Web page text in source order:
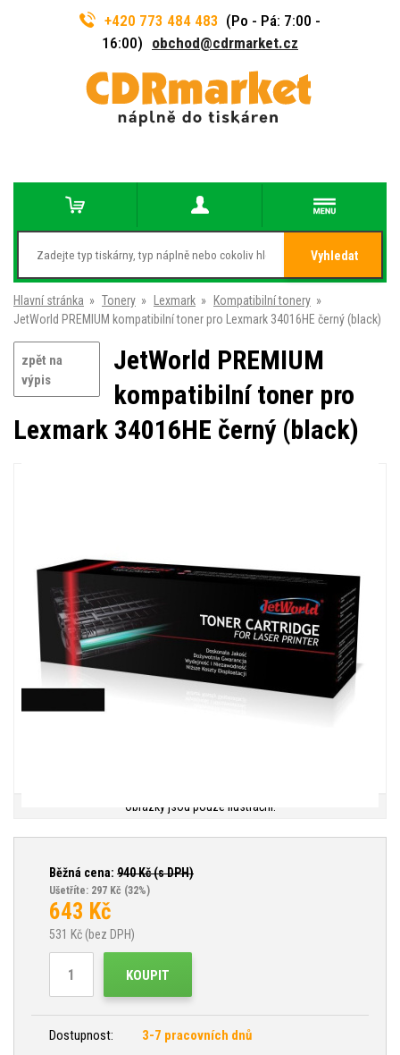
+420 773 484 483 (Po - Pá: 7:00 -
16:00) obchod@cdrmarket.cz
Vyhledat
Hlavní stránka » Tonery » Lexmark » Kompatibilní tonery »
JetWorld PREMIUM kompatibilní toner pro Lexmark 34016HE černý (black)
zpět na
výpis
JetWorld PREMIUM
kompatibilní toner pro
Lexmark 34016HE černý (black)
Obrázky jsou pouze ilustrační.
Běžná cena: 940Kč (s DPH)
Ušetříte: 297 Kč (32%)
643 Kč
531 Kč (bez DPH)
KOUPIT
Dostupnost:
3-7 pracovních dnů